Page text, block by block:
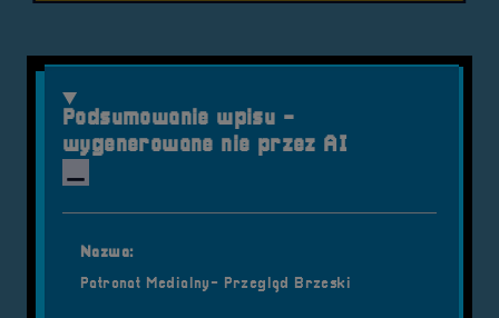
Podsumowanie wpisu -
wygenerowane nie przez AI
Nazwa:
Patronat Medialny- Przegląd Brzeski